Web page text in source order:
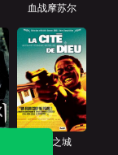
血战摩苏尔
上帝之城